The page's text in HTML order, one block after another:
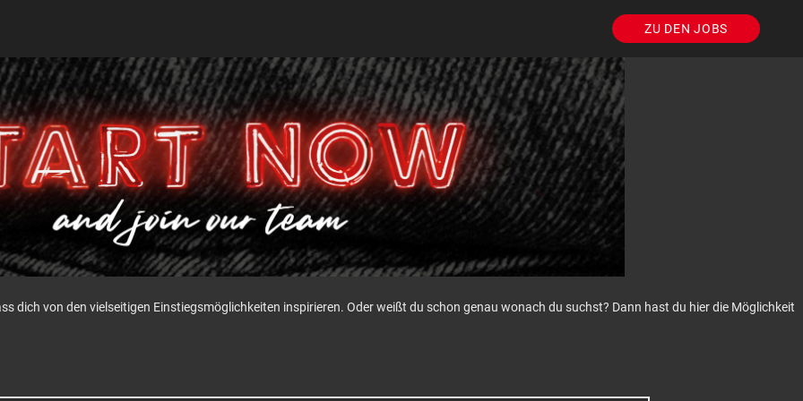
ZU DEN JOBS
dich von den vielseitigen Einstiegsmöglichkeiten inspirieren. Oder weißt du schon genau wonach du suchst? Dann hast du hier die Möglichkeit